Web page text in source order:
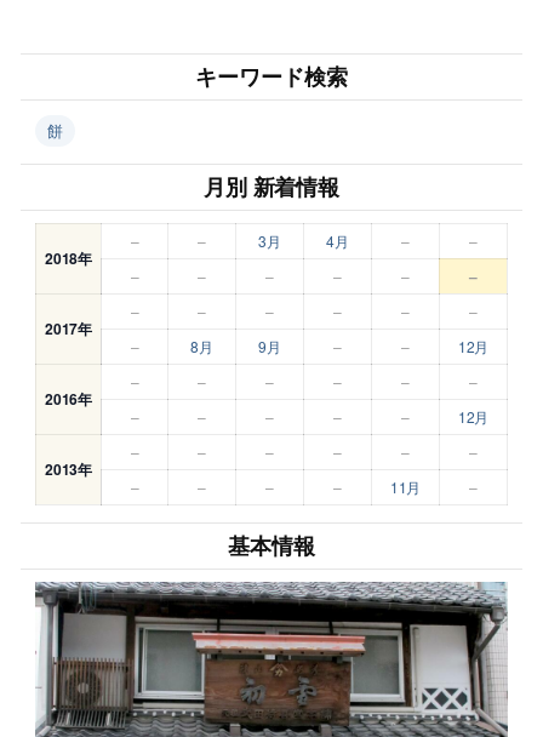
キーワード検索
餅
月別 新着情報
2018年
– – 3月 4月 –
–
–
– – – – –
2017年
– – – – –
–
–
8月 9月 – – 12月
2016年
– – – – –
–
–
– – – – 12月
2013年
– – – – –
–
–
– – – 11月 –
基本情報